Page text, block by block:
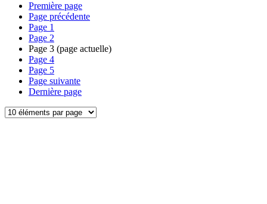
Première page
Page précédente
Page 1
Page 2
Page 3 (page actuelle)
Page 4
Page 5
Page suivante
Dernière page